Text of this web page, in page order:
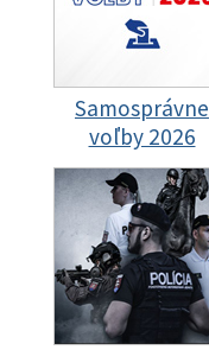
Samosprávne
voľby 2026